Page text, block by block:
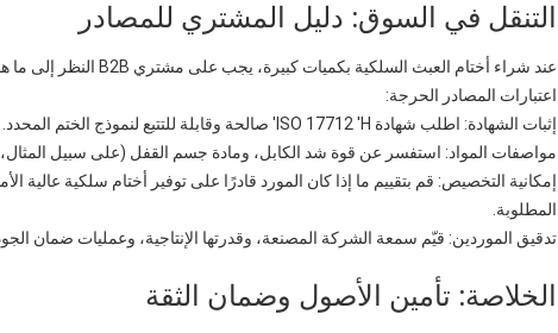
التنقل في السوق: دليل المشتري للمصادر
عند شراء أختام العبث السلكية بكميات كبيرة، يجب على مشتري B2B النظر إلى ما هو أبعد من السعر.
اعتبارات المصادر الحرجة:
إثبات الشهادة: اطلب شهادة ISO 17712 'H' صالحة وقابلة للتتبع لنموذج الختم المحدد.
مواصفات المواد: استفسر عن قوة شد الكابل، ومادة جسم القفل (على سبيل المثال،
إمكانية التخصيص: قم بتقييم ما إذا كان المورد قادرًا على توفير أختام سلكية عالية
المطلوبة.
تدقيق الموردين: قيّم سمعة الشركة المصنعة، وقدرتها الإنتاجية، وعمليات ضمان
الخلاصة: تأمين الأصول وضمان الثقة